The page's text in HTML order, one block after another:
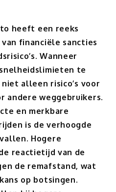
heeft een reeks
financiële sancties
Wanneer
te
alleen risico’s voor
andere weggebruikers.
en merkbare
is de verhoogde
Hogere
reactietijd van de
de remafstand, wat
op botsingen.